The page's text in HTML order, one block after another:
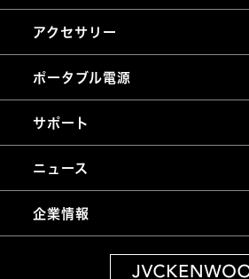
アクセサリー
ポータブル電源
サポート
ニュース
企業情報